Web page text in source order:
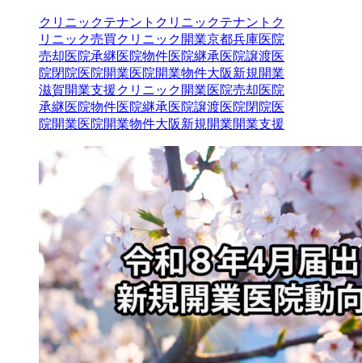
クリニックテナント クリニックテナントク
リニック売買クリニック開業京都兵庫医院
売却医院承継医院物件医院継承医院譲渡医
院閉院医院開業医院開業物件大阪新規開業
滋賀開業支援クリニック開業医院売却医院
承継医院物件医院継承医院譲渡医院閉院医
院開業医院開業物件大阪新規開業開業支援